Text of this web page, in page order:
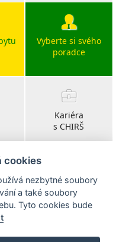
Vyberte si svého
poradce
Kariéra
s CHIRŠ
cookies
nezbytné soubory
a také soubory
Tyto cookies bude